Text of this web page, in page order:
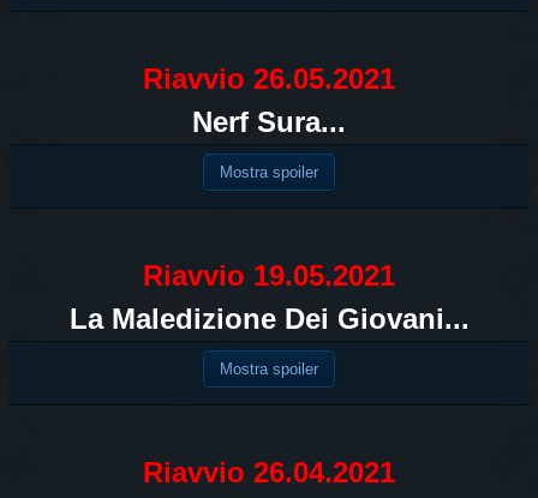
Riavvio 26.05.2021
Nerf Sura...
Mostra spoiler
Riavvio 19.05.2021
La Maledizione Dei Giovani...
Mostra spoiler
Riavvio 26.04.2021